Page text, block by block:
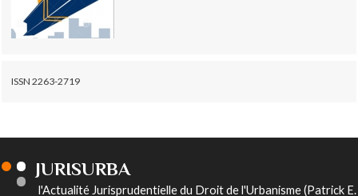
ISSN 2263-2719
JURISURBA
l'Actualité Jurisprudentielle du Droit de l'Urbanisme (Patrick E.